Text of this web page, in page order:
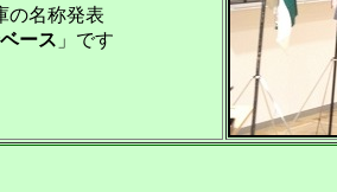
の名称発表
ース 」です